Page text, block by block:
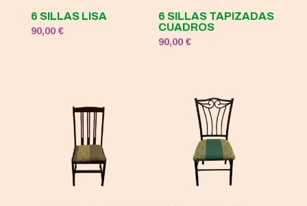
6 SILLAS LISA
90,00 €
6 SILLAS TAPIZADAS
CUADROS
90,00€